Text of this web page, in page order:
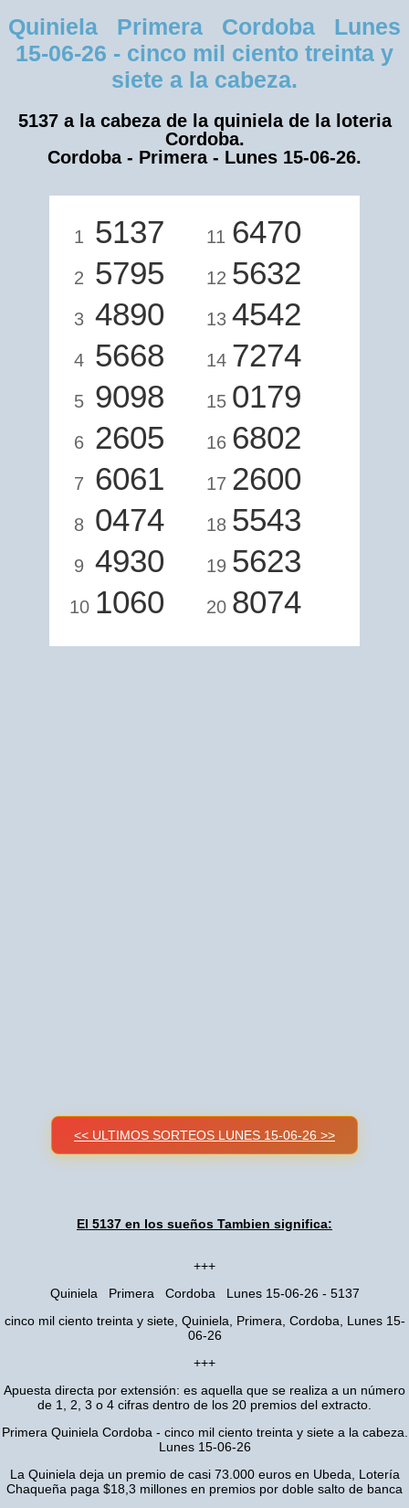
Quiniela Primera Cordoba Lunes
15-06-26 - cinco mil ciento treinta y
siete a la cabeza.
5137 a la cabeza de la quiniela de la loteria
Cordoba.
Cordoba - Primera - Lunes 15-06-26.
1 5137
2 5795
3 4890
4 5668
5 9098
6 2605
7 6061
8 0474
9 4930
10 1060
11 6470
12 5632
13 4542
14 7274
15 0179
16 6802
17 2600
18 5543
19 5623
20 8074
<< ULTIMOS SORTEOS LUNES 15-06-26 >>
El 5137 en los sueños Tambien significa:
+++
Quiniela Primera Cordoba Lunes 15-06-26 - 5137
cinco mil ciento treinta y siete, Quiniela, Primera, Cordoba, Lunes 15-
06-26
+++
Apuesta directa por extensión: es aquella que se realiza a un número
de 1, 2, 3 o 4 cifras dentro de los 20 premios del extracto.
Primera Quiniela Cordoba - cinco mil ciento treinta y siete a la cabeza.
Lunes 15-06-26
La Quiniela deja un premio de casi 73.000 euros en Ubeda, Lotería
Chaqueña paga $18,3 millones en premios por doble salto de banca